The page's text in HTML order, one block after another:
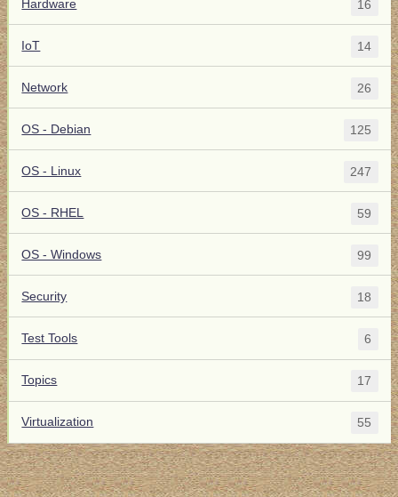
Hardware 16
IoT 14
Network 26
OS - Debian 125
OS - Linux 247
OS - RHEL 59
OS - Windows 99
Security 18
Test Tools 6
Topics 17
Virtualization 55